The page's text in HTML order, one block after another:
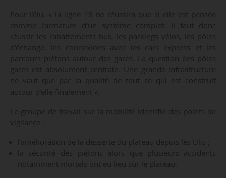
Pour l’élu, « la ligne 18 ne réussira que si elle est pensée
comme l’armature d’un système complet. Il faut donc
réussir les rabattements bus, les parkings vélos, les pôles
d’échange, les connexions avec les cars express et les
parcours piétons autour des gares. La question des pôles
gares est absolument centrale. Une grande infrastructure
ne vaut que par la qualité de tout ce qui est construit
autour d’elle finalement ».
Le groupe de travail sur la mobilité identifie des points de
vigilance :
l’amélioration de la desserte du plateau depuis les Ulis ;
la sécurité des piétons alors que plusieurs accidents
notamment mortels ont eu lieu sur le plateau.